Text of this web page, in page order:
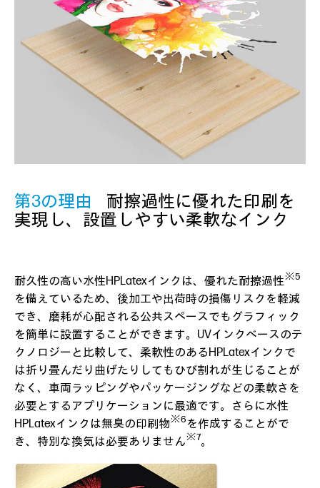
第3の理由
耐擦過性に優れた印刷を
実現し、設置しやすい柔軟なインク
耐久性の高い水性HPLatexインクは、優れた耐擦過性※5
を備えているため、後加工や出荷時の損傷リスクを軽減
でき、磨耗が心配される公共スペースでもグラフィック
を簡単に設置することができます。UVインクベースのテ
クノロジーと比較して、柔軟性のあるHPLatexインクで
は折り畳んだり曲げたりしてもひび割れが生じることが
なく、車両ラッピングやパッケージングなどの柔軟さを
必要とするアプリケーションに最適です。さらに水性
HPLatexインクは無臭の印刷物※6を作成することがで
き、特別な換気は必要ありません※7。